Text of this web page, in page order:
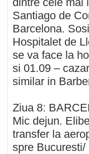
Santiago de
Barcelona.
Hospitalet de
se va face la
si 01.09 –
similar in
Ziua 8:
Mic dejun.
transfer la
spre Bucuresti/